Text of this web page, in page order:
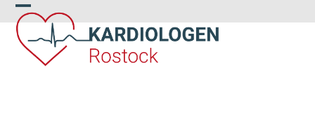
Skip
to
content
Open
mobile
menu
Close
mobile
menu